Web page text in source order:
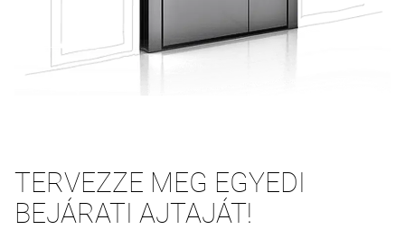
TERVEZZE MEG EGYEDI
BEJÁRATI AJTAJÁT!